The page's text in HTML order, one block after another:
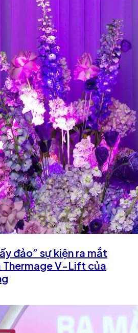
đảo” sự kiện ra mắt
Thermage V-Lift của